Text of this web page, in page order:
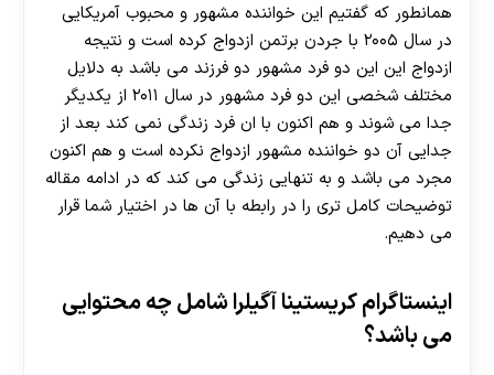
همانطور که گفتیم این خواننده مشهور و محبوب آمریکایی
در سال ۲۰۰۵ با جردن برتمن ازدواج کرده است و نتیجه
ازدواج این این دو فرد مشهور دو فرزند می باشد به دلایل
مختلف شخصی این دو فرد مشهور در سال ۲۰۱۱ از یکدیگر
جدا می ‌شوند و هم اکنون با ان فرد زندگی نمی کند بعد از
جدایی آن دو خواننده مشهور ازدواج نکرده است و هم اکنون
مجرد می باشد و به تنهایی زندگی می کند که در ادامه مقاله
توضیحات کامل تری را در رابطه با آن ها در اختیار شما قرار
می دهیم.
اینستاگرام کریستینا آگیلرا شامل چه محتوایی
می باشد؟